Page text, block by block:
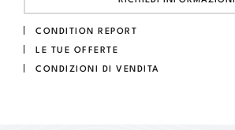
CONDITION REPORT
LE TUE OFFERTE
CONDIZIONI DI VENDITA